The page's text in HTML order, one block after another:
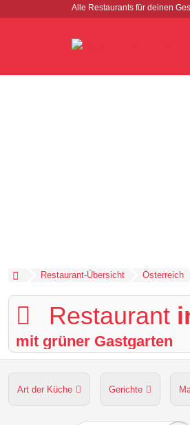
Alle Restaurants für deinen
Restaurant-Übersicht Österreich
Restaurant
mit grüner Gastgarten
Art der Küche Gerichte